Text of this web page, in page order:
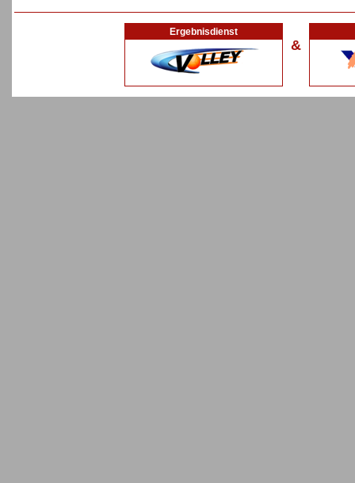
Ergebnisdienst
&